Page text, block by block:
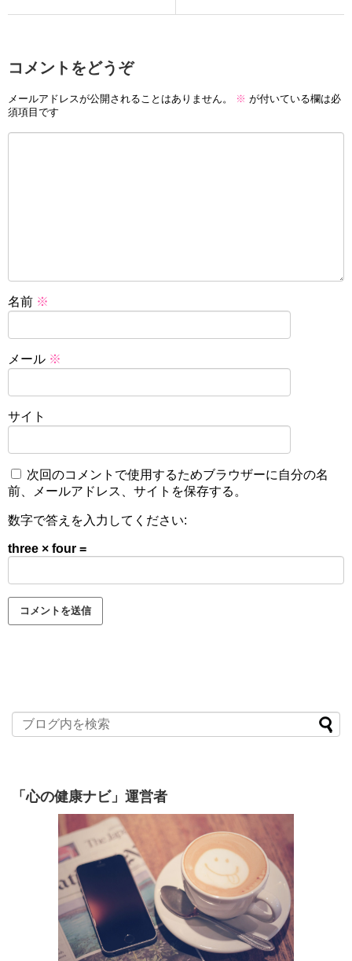
コメントをどうぞ
メールアドレスが公開されることはありません。 ※ が付いている欄は必
須項目です
名前 ※
メール ※
サイト
次回のコメントで使用するためブラウザーに自分の名
前、メールアドレス、サイトを保存する。
数字で答えを入力してください:
three × four =
「心の健康ナビ」運営者